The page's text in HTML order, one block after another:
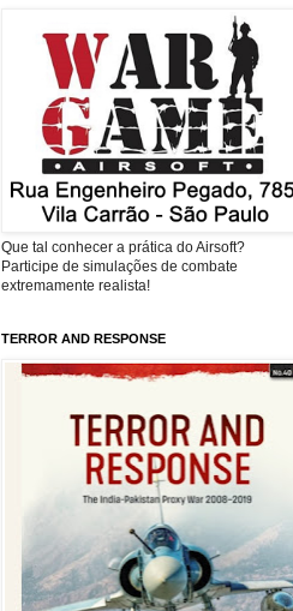
Que tal conhecer a prática do Airsoft?
Participe de simulações de combate
extremamente realista!
TERROR AND RESPONSE